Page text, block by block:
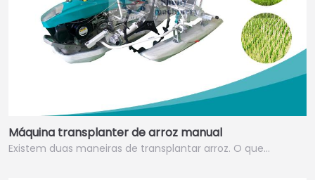
Máquina transplanter de arroz manual
Existem duas maneiras de transplantar arroz. O que…